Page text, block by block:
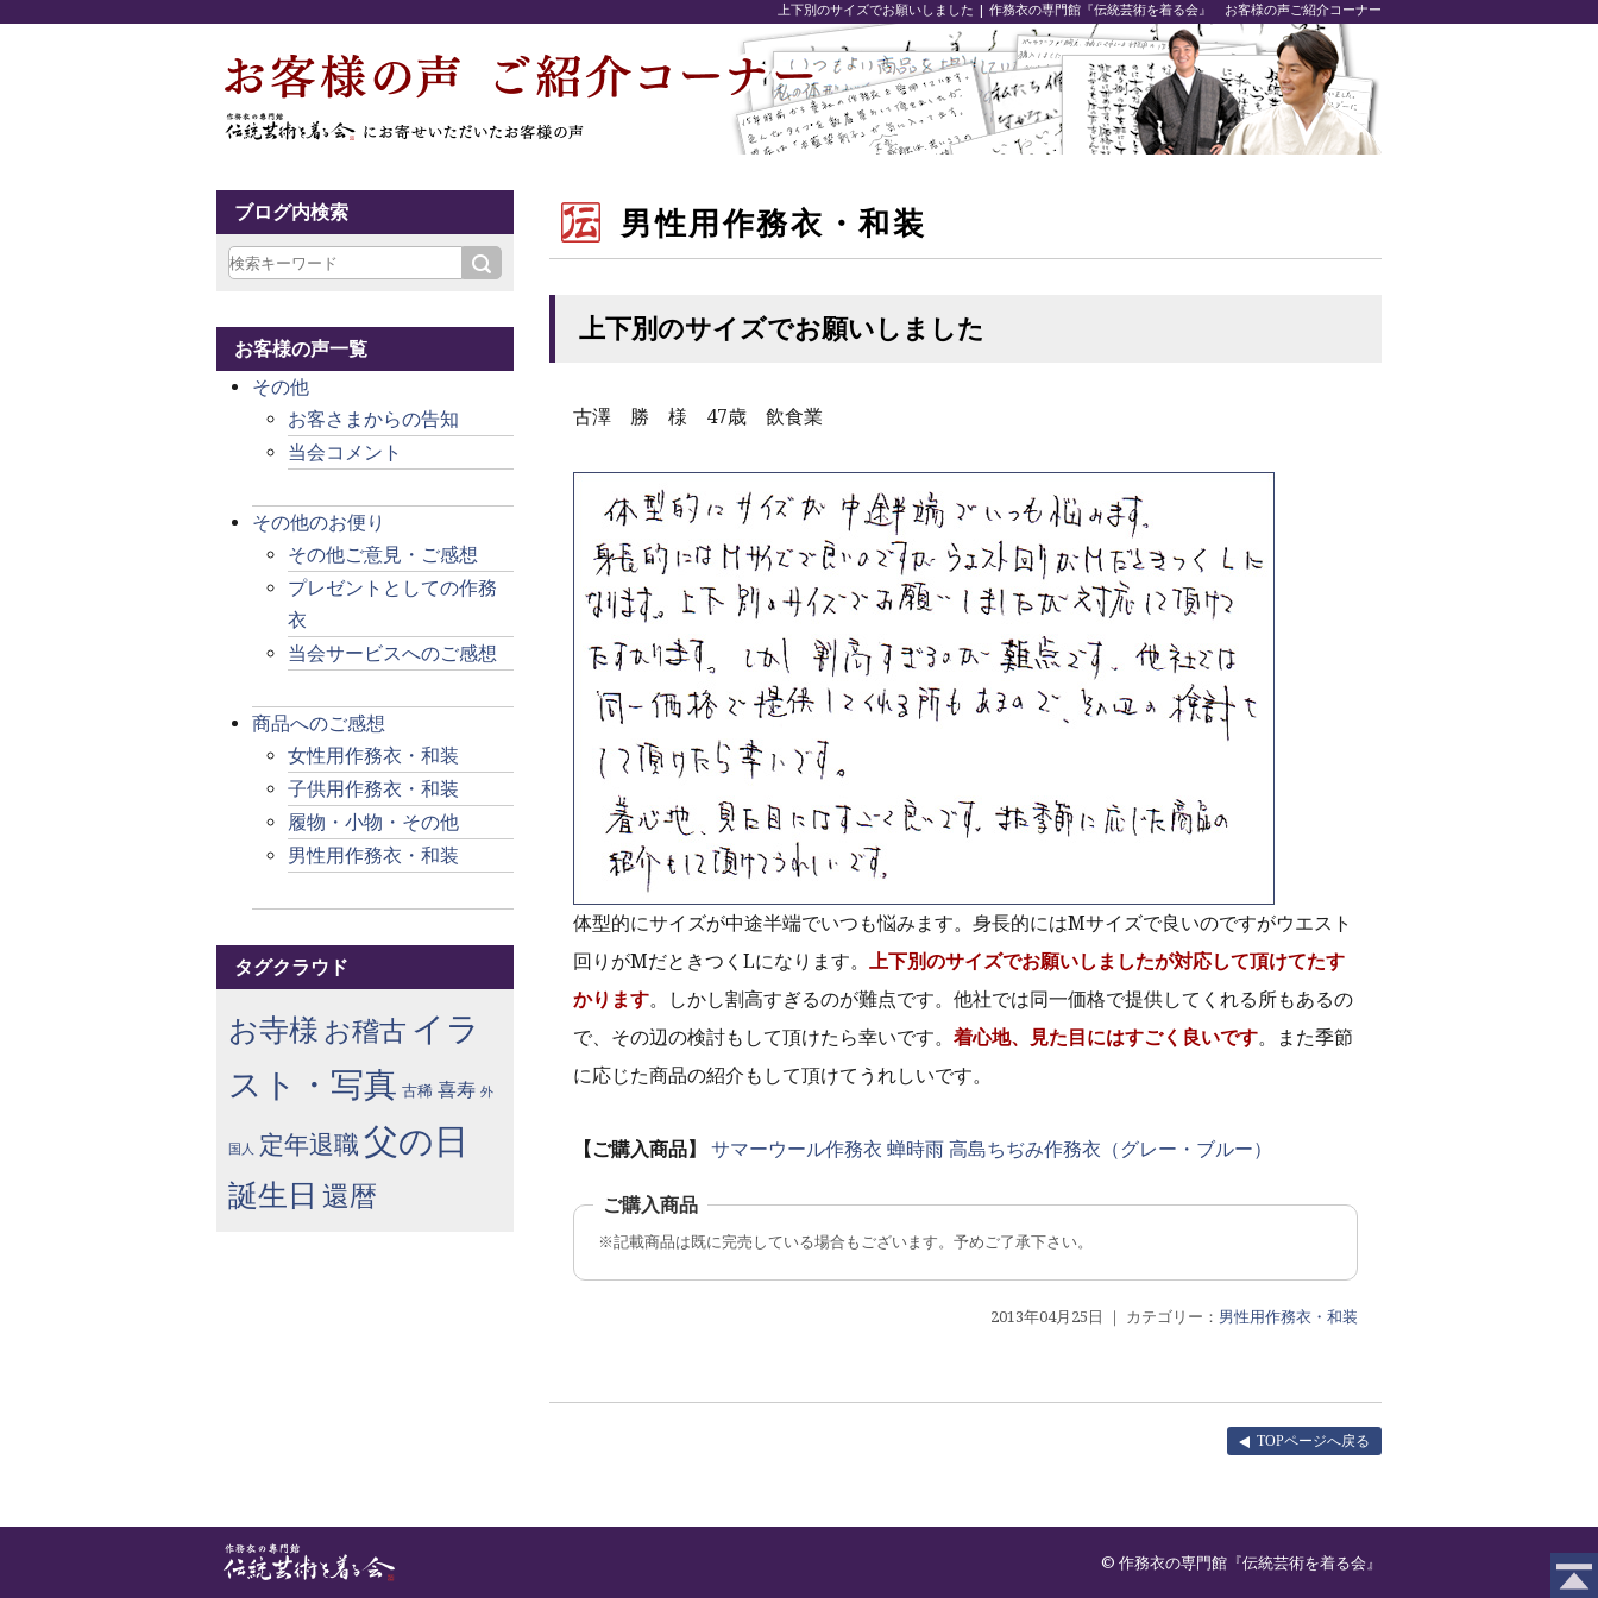
上下別のサイズでお願いしました | 作務衣の専門館『伝統芸術を着る会』 お客様の声ご紹介コーナー
男性用作務衣・和装
上下別のサイズでお願いしました
古澤 勝 様 47歳 飲食業
体型的にサイズが中途半端でいつも悩みます。身長的にはMサイズで良いのですがウエスト
回りがMだときつくLになります。 上下別のサイズでお願いしましたが対応して頂けてたす
かります。しかし割高すぎるのが難点です。他社では同一価格で提供してくれる所もあるの
で、その辺の検討もして頂けたら幸いです。 着心地、見た目にはすごく良いです。また季節
に応じた商品の紹介もして頂けてうれしいです。
【ご購入商品】 サマーウール作務衣 蝉時雨 高島ちぢみ作務衣（グレー・ブルー）
※記載商品は既に完売している場合もございます。予めご了承下さい。
2013年04月25日 ｜ カテゴリー： 男性用作務衣・和装
TOPページへ戻る
ブログ内検索
お客様の声一覧
その他
お客さまからの告知
当会コメント
その他のお便り
その他ご意見・ご感想
プレゼントとしての作務
衣
当会サービスへのご感想
商品へのご感想
女性用作務衣・和装
子供用作務衣・和装
履物・小物・その他
男性用作務衣・和装
タグクラウド
お寺様 お稽古 イラ
スト・写真 古稀 喜寿 外
国人 定年退職 父の日
誕生日 還暦
© 作務衣の専門館『伝統芸術を着る会』